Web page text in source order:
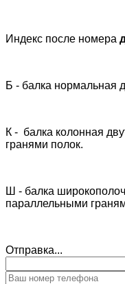
Индекс после номера
Б - балка нормальная
К - балка колонная
гранями полок.
Ш - балка
параллельными
Отправка...